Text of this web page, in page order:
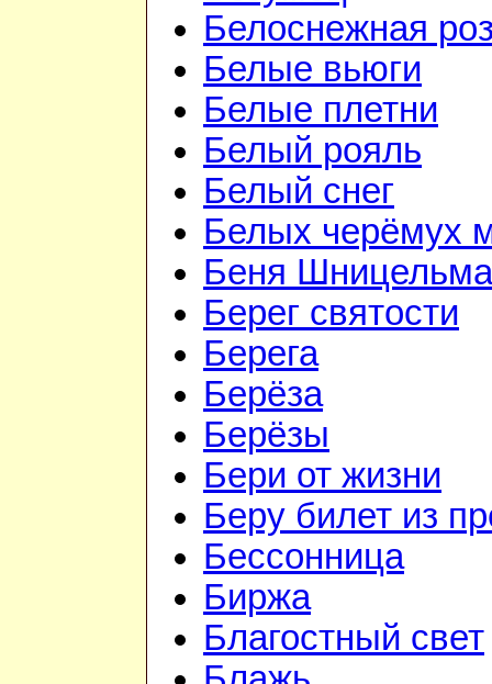
Белоснежная
Белые вьюги
Белые плетни
Белый рояль
Белый снег
Белых черёмух
Беня
Берег святости
Берега
Берёза
Берёзы
Бери от жизни
Беру билет из
Бессонница
Биржа
Благостный свет